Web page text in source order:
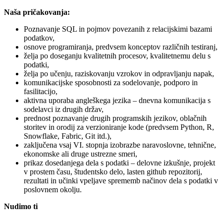
Naša pričakovanja:
Poznavanje SQL in pojmov povezanih z relacijskimi bazami
podatkov,
osnove programiranja, predvsem konceptov različnih testiranj,
želja po doseganju kvalitetnih procesov, kvalitetnemu delu s
podatki,
želja po učenju, raziskovanju vzrokov in odpravljanju napak,
komunikacijske sposobnosti za sodelovanje, podporo in
fasilitacijo,
aktivna uporaba angleškega jezika – dnevna komunikacija s
sodelavci iz drugih držav,
prednost poznavanje drugih programskih jezikov, oblačnih
storitev in orodij za verzioniranje kode (predvsem Python, R,
Snowflake, Fabric, Git itd.),
zaključena vsaj VI. stopnja izobrazbe naravoslovne, tehnične,
ekonomske ali druge ustrezne smeri,
prikaz dosedanjega dela s podatki – delovne izkušnje, projekt
v prostem času, študentsko delo, lasten github repozitorij,
rezultati in učinki vpeljave sprememb načinov dela s podatki v
poslovnem okolju.
Nudimo ti